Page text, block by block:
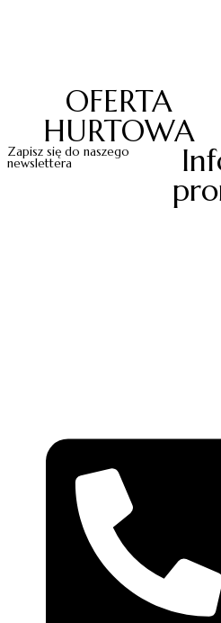
OFERTA
HURTOWA
Zapisz się do naszego
newslettera